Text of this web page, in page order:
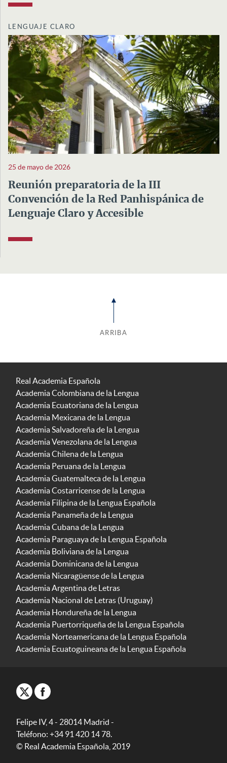
LENGUAJE CLARO
25 de mayo de 2026
Reunión preparatoria de la III
Convención de la Red Panhispánica de
Lenguaje Claro y Accesible
ARRIBA
Real Academia Española
Academia Colombiana de la Lengua
Academia Ecuatoriana de la Lengua
Academia Mexicana de la Lengua
Academia Salvadoreña de la Lengua
Academia Venezolana de la Lengua
Academia Chilena de la Lengua
Academia Peruana de la Lengua
Academia Guatemalteca de la Lengua
Academia Costarricense de la Lengua
Academia Filipina de la Lengua Española
Academia Panameña de la Lengua
Academia Cubana de la Lengua
Academia Paraguaya de la Lengua Española
Academia Boliviana de la Lengua
Academia Dominicana de la Lengua
Academia Nicaragüense de la Lengua
Academia Argentina de Letras
Academia Nacional de Letras (Uruguay)
Academia Hondureña de la Lengua
Academia Puertorriqueña de la Lengua Española
Academia Norteamericana de la Lengua Española
Academia Ecuatoguineana de la Lengua Española
Felipe IV, 4 - 28014 Madrid -
Teléfono: +34 91 420 14 78.
© Real Academia Española, 2019